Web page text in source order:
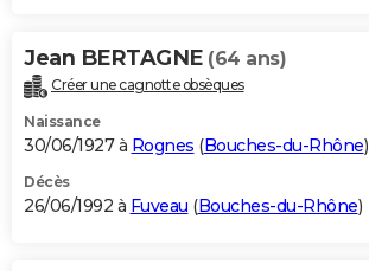
Jean BERTAGNE (64 ans)
Créer une cagnotte obsèques
Naissance
30/06/1927 à Rognes (Bouches-du-Rhône)
Décès
26/06/1992 à Fuveau (Bouches-du-Rhône)